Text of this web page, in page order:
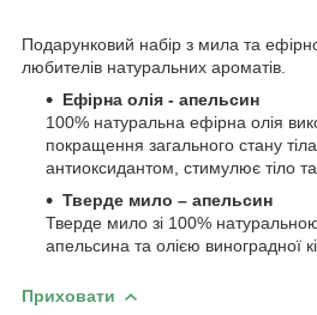
Подарунковий набір з мила та
любителів натуральних ароматів.
Ефірна олія - апельсин
100% натуральна ефірна олія
покращення загального стану
антиоксидантом, стимулює тіло та
Тверде мило – апельсин
Тверде мило зі 100%
апельсина та олією виноградної
Приховати